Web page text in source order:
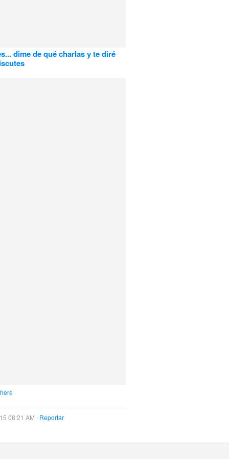
dime de qué charlas y te diré
08:21 AM · Reportar